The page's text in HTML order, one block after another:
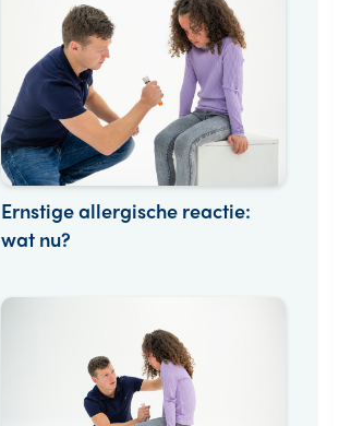
Ernstige allergische reactie:
wat nu?